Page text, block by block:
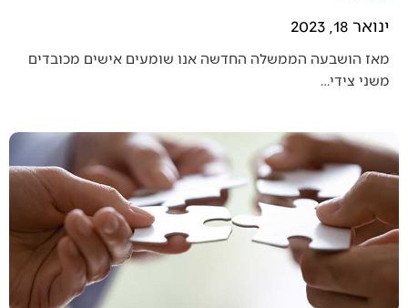
ינואר 18, 2023
מאז הושבעה הממשלה החדשה אנו שומעים אישים מכובדים
משני צידי…